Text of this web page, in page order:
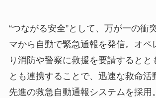
“つながる安全”として、万が一の衝
マから自動で緊急通報を発信。オペ
り消防や警察に救援を要請するとと
とも連携することで、迅速な救命活
先進の救急自動通報システムを採用